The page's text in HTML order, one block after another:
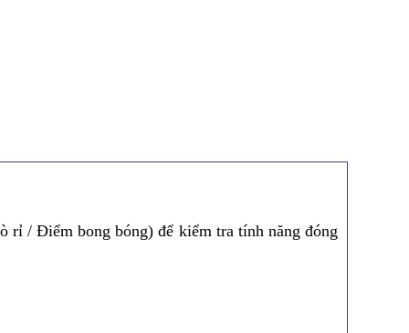
rỉ / Điểm bong bóng) để kiểm tra tính năng đóng